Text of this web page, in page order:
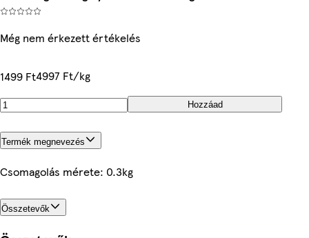
Még nem érkezett értékelés
1499 Ft4997 Ft/kg
Hozzáad
Termék megnevezés
Csomagolás mérete: 0.3kg
Összetevők